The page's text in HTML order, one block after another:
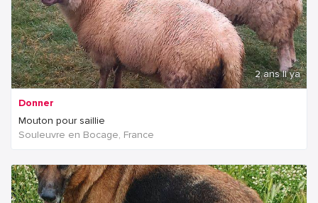
2 ans Il ya
Donner
Mouton pour saillie
Souleuvre en Bocage, France